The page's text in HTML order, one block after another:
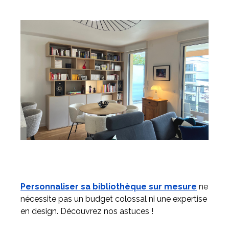
Personnaliser sa bibliothèque sur mesure ne
nécessite pas un budget colossal ni une expertise
en design. Découvrez nos astuces !